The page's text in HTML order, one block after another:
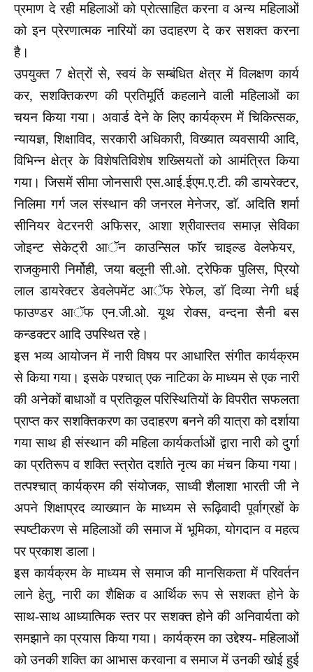
प्रमाण दे रही महिलाओं को प्रोत्साहित करना व अन्य महिलाओं
को इन प्रेरणात्मक नारियों का उदाहरण दे कर सशक्त करना
है।
उपयुक्त 7 क्षेत्रों से, स्वयं के सम्बंधित क्षेत्र में विलक्षण कार्य
कर, सशक्तिकरण की प्रतिमूर्ति कहलाने वाली महिलाओं का
चयन किया गया। अवार्ड देने के लिए कार्यक्रम में चिकित्सक,
न्यायज्ञ, शिक्षाविद, सरकारी अधिकारी, विख्यात व्यवसायी आदि,
विभिन्न क्षेत्र के विशेषतिविशेष शख्सियतों को आमंत्रित किया
गया। जिसमें सीमा जोनसारी एस.आई.ईएम.ए.टी. की डायरेक्टर,
निलिमा गर्ग जल संस्थान की जनरल मेनेजर, डाॅ. अदिति शर्मा
सीनियर वेटरनरी अफिसर, आशा श्रीवास्तव समाज़ सेविका
जोइन्ट सेकेट्री आॅन काउन्सिल फाॅर चाइल्ड वेलफेयर,
राजकुमारी निर्मोही, जया बलूनी सी.ओ. ट्रेफिक पुलिस, प्रियो
लाल डायरेक्टर डेवलेपमेंट आॅफ रेफेल, डाॅ दिव्या नेगी धई
फाउण्डर आॅफ एन.जी.ओ. यूथ रोक्स, वन्दना सैनी बस
कन्डक्टर आदि उपस्थित रहे।
इस भव्य आयोजन में नारी विषय पर आधारित संगीत कार्यक्रम
से किया गया। इसके पश्चात् एक नाटिका के माध्यम से एक नारी
की अनेकों बाधाओं व प्रतिकूल परिस्थितियों के विपरीत सफलता
प्राप्त कर सशक्तिकरण का उदाहरण बनने की यात्रा को दर्शाया
गया साथ ही संस्थान की महिला कार्यकर्ताओं द्वारा नारी को दुर्गा
का प्रतिरूप व शक्ति स्त्रोत दर्शाते नृत्य का मंचन किया गया।
तत्पश्चात् कार्यक्रम की संयोजक, साध्वी शैलाशा भारती जी ने
अपने शिक्षाप्रद व्याख्यान के माध्यम से रूढ़िवादी पूर्वाग्रहों के
स्पष्टीकरण से महिलाओं की समाज में भूमिका, योगदान व महत्व
पर प्रकाश डाला।
इस कार्यक्रम के माध्यम से समाज की मानसिकता में परिवर्तन
लाने हेतु, नारी का शैक्षिक व आर्थिक रूप से सशक्त होने के
साथ-साथ आध्यात्मिक स्तर पर सशक्त होने की अनिवार्यता को
समझाने का प्रयास किया गया। कार्यक्रम का उद्देश्य- महिलाओं
को उनकी शक्ति का आभास करवाना व समाज में उनकी खोई हुई